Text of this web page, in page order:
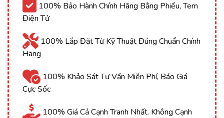
100% Bảo Hành Chính Hãng Bằng Phiếu, Tem
Điện Tử
100% Lắp Đặt Từ Kỹ Thuật Đúng Chuẩn Chính
Hãng
100% Khảo Sát Tư Vấn Miễn Phí, Báo Giá
Cực Sốc
100% Giá Cả Cạnh Tranh Nhất. Không Cạnh